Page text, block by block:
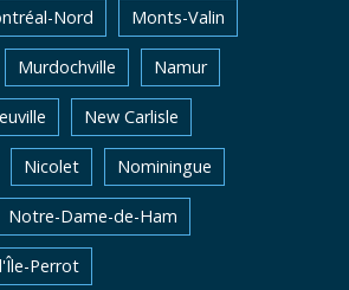
Nord Monts-Valin
Murdochville Namur
New Carlisle
Nicolet Nominingue
Notre-Dame-de-Ham
Perrot